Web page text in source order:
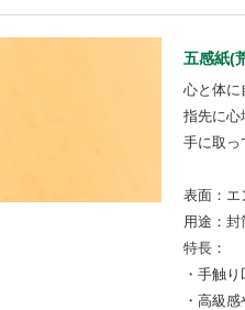
五感紙(
心と体に
指先に心
手に取っ
表面：エ
用途：封
特長：
・手触
・高級